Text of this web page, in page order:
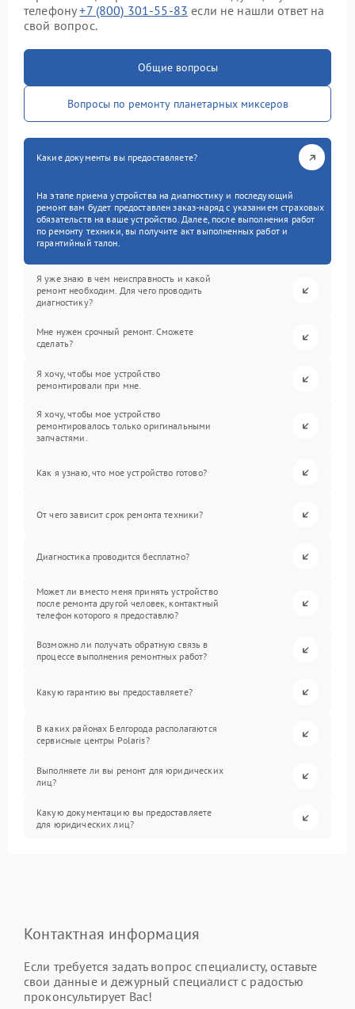
телефону+7 (800) 301-55-83 если не нашли ответ на
свой вопрос.
Общие вопросы
Вопросы по ремонту планетарных миксеров
Какие документы вы предоставляете?
На этапе приема устройства на диагностику и последующий
ремонт вам будет предоставлен заказ-наряд с указанием страховых
обязательств на ваше устройство. Далее, после выполнения работ
по ремонту техники, вы получите акт выполненных работ и
гарантийный талон.
Я уже знаю в чем неисправность и какой
ремонт необходим. Для чего проводить
диагностику?
Мне нужен срочный ремонт. Сможете
сделать?
Я хочу, чтобы мое устройство
ремонтировали при мне.
Я хочу, чтобы мое устройство
ремонтировалось только оригинальными
запчастями.
Как я узнаю, что мое устройство готово?
От чего зависит срок ремонта техники?
Диагностика проводится бесплатно?
Может ли вместо меня принять устройство
после ремонта другой человек, контактный
телефон которого я предоставлю?
Возможно ли получать обратную связь в
процессе выполнения ремонтных работ?
Какую гарантию вы предоставляете?
В каких районах Белгорода располагаются
сервисные центры Polaris?
Выполняете ли вы ремонт для юридических
лиц?
Какую документацию вы предоставляете
для юридических лиц?
Контактная информация
Если требуется задать вопрос специалисту, оставьте
свои данные и дежурный специалист с радостью
проконсультирует Вас!